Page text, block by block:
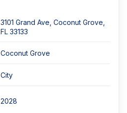
3101 Grand Ave, Coconut Grove,
FL 33133
Coconut Grove
City
2028